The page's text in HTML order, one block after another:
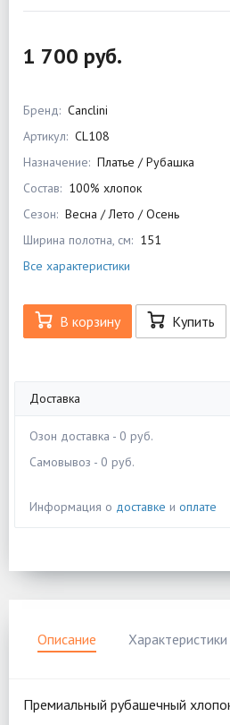
1 700 руб.
Бренд: Canclini
Артикул: CL108
Назначение: Платье / Рубашка
Состав: 100% хлопок
Сезон: Весна / Лето / Осень
Ширина полотна, см: 151
Все характеристики
В корзину Купить
Доставка
Озон доставка - 0 руб.
Самовывоз - 0 руб.
Информация о доставке и оплате
Описание Характеристики
Премиальный рубашечный